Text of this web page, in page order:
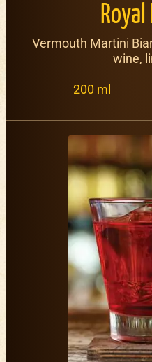
Vermouth Martini
wine,
200 ml